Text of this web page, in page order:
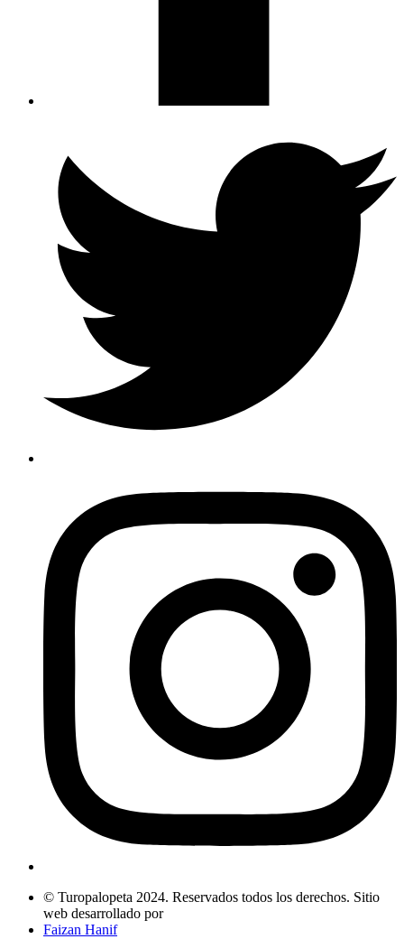
© Turopalopeta 2024. Reservados todos los derechos. Sitio
web desarrollado por
Faizan Hanif